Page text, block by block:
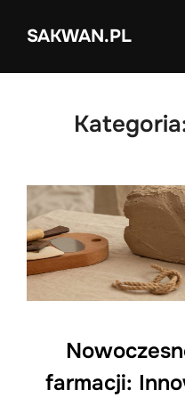
SAKWAN.PL
farmacji: